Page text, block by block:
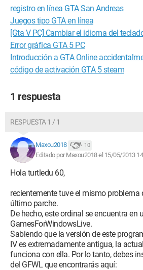
registro en línea GTA San Andreas
Juegos tipo GTA en línea
[Gta V PC] Cambiar el idioma del
Error gráfica GTA 5 PC
Introducción a GTA Online
código de activación GTA 5 steam
1 respuesta
RESPUESTA 1 / 1
Maxou2018 10
Editado por Maxou2018 el 15/05/2013
Hola turtledu 60,
recientemente tuve el mismo problema
último parche.
De hecho, este ordinal se encuentra en
GamesForWindowsLive.
Sabiendo que la versión de este
IV es extremadamente antigua, la
funciona con ella. Por lo tanto, debes
del GFWL que encontrarás aquí: